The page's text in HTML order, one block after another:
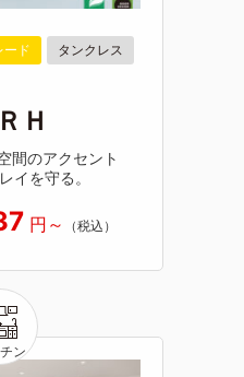
ード タンクレス
Ｈ
間のアクセント
イを守る。